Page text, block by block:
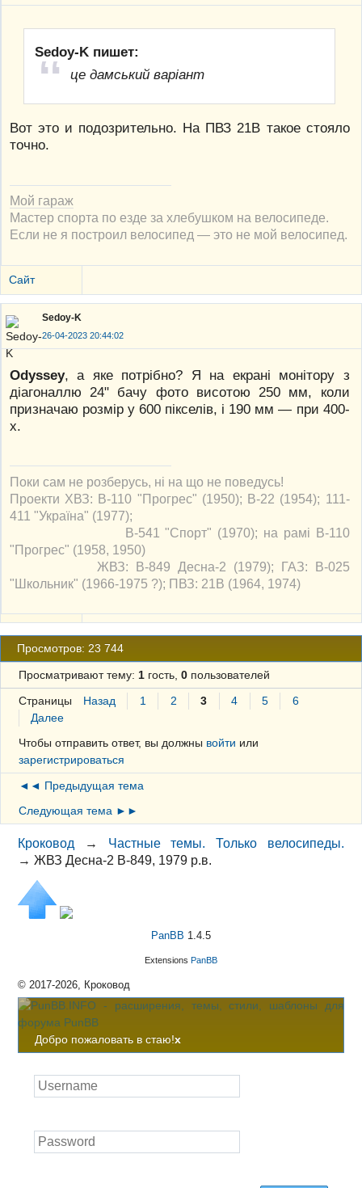
Sedoy-K пишет:
це дамський варіант
Вот это и подозрительно. На ПВЗ 21В такое стояло
точно.
Мой гараж
Мастер спорта по езде за хлебушком на велосипеде.
Если не я построил велосипед — это не мой велосипед.
Сайт
Sedoy-K
26-04-2023 20:44:02
Odyssey, а яке потрібно? Я на екрані монітору з
діагоналлю 24" бачу фото висотою 250 мм, коли
призначаю розмір у 600 пікселів, і 190 мм — при 400-
х.
Поки сам не розберусь, ні на що не поведусь!
Проекти ХВЗ: В-110 "Прогрес" (1950); В-22 (1954); 111-
411 "Україна" (1977);
В-541 "Спорт" (1970); на рамі В-110
"Прогрес" (1958, 1950)
ЖВЗ: В-849 Десна-2 (1979); ГАЗ: В-025
"Школьник" (1966-1975 ?); ПВЗ: 21В (1964, 1974)
Просмотров: 23 744
Просматривают тему: 1гость, 0пользователей
Страницы Назад 1 2 3 4 5
6
Далее
Чтобы отправить ответ, вы должны войти или
зарегистрироваться
◄◄ Предыдущая тема
Следующая тема ►►
Кроковод → Частные темы. Только велосипеды.
→ЖВЗ Десна-2 В-849, 1979 р.в.
PanBB 1.4.5
Extensions PanBB
© 2017-2026, Кроковод
Добро пожаловать в стаю!x